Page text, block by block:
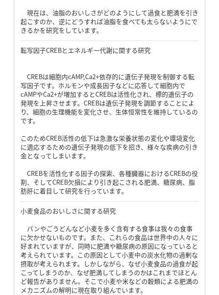
現在は、油脂のおいしさがどのようにして過食と肥満を引き
起こすのか、逆にどうすれば油脂を食べても太らないようにで
きるかを研究をしています。
転写因子CREBとエネルギー代謝に関する研究
CREBは細胞内cAMP,Ca2+依存的に遺伝子発現を制御する転
写因子です。ホルモンや成長因子などに応答して細胞内で
cAMPやCa2+が増加するとCREBは活性化され、標的遺伝子の
発現を上昇させます。CREBは遺伝子発現を調節することによ
り、細胞の生理機能を変化させ、生体恒常性を維持しているの
です。
このためCREB活性の低下は急激な栄養状態の変化や環境変化
に適応するための遺伝子発現の低下を招き、様々な疾病の引き
金となってしまいます。
CREBを活性化する因子の探索、各種臓器におけるCREBの役
割、そしてCREB欠損により引き起こされる肥満、糖尿病、脂
肪肝に着目して研究を行っています。
小麦食品のおいしさに関する研究
パンやごうどんなど小麦を多く含有する食事は我々の食事
に欠かせないものです。また、これらの食品は世界中の人々に
好まれていますが、同時に肥満や糖尿病の原因になっていると
考えられています。この原因として小麦中の炭水化物の過剰な
摂取が考えられます。しかしながら、なぜ小麦食品の過食が起
こってしまうのか、なぜ肥満してしまうのかはこれまでほとん
ど報告がありません。そこで小麦や米などの穀類による肥満の
メカニズムの解明に現在取り組んでいます。